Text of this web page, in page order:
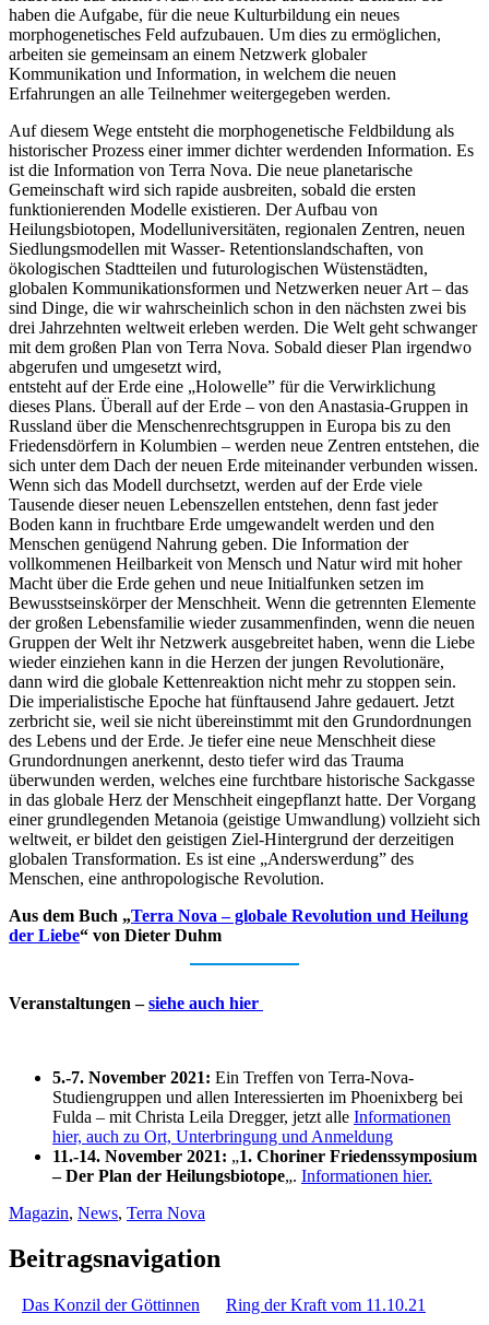
haben die Aufgabe, für die neue Kulturbildung ein neues
morphogenetisches Feld aufzubauen. Um dies zu ermöglichen,
arbeiten sie gemeinsam an einem Netzwerk globaler
Kommunikation und Information, in welchem die neuen
Erfahrungen an alle Teilnehmer weitergegeben werden.
Auf diesem Wege entsteht die morphogenetische Feldbildung als
historischer Prozess einer immer dichter werdenden Information. Es
ist die Information von Terra Nova. Die neue planetarische
Gemeinschaft wird sich rapide ausbreiten, sobald die ersten
funktionierenden Modelle existieren. Der Aufbau von
Heilungsbiotopen, Modelluniversitäten, regionalen Zentren, neuen
Siedlungsmodellen mit Wasser- Retentionslandschaften, von
ökologischen Stadtteilen und futurologischen Wüstenstädten,
globalen Kommunikationsformen und Netzwerken neuer Art – das
sind Dinge, die wir wahrscheinlich schon in den nächsten zwei bis
drei Jahrzehnten weltweit erleben werden. Die Welt geht schwanger
mit dem großen Plan von Terra Nova. Sobald dieser Plan irgendwo
abgerufen und umgesetzt wird,
entsteht auf der Erde eine „Holowelle” für die Verwirklichung
dieses Plans. Überall auf der Erde – von den Anastasia-Gruppen in
Russland über die Menschenrechtsgruppen in Europa bis zu den
Friedensdörfern in Kolumbien – werden neue Zentren entstehen, die
sich unter dem Dach der neuen Erde miteinander verbunden wissen.
Wenn sich das Modell durchsetzt, werden auf der Erde viele
Tausende dieser neuen Lebenszellen entstehen, denn fast jeder
Boden kann in fruchtbare Erde umgewandelt werden und den
Menschen genügend Nahrung geben. Die Information der
vollkommenen Heilbarkeit von Mensch und Natur wird mit hoher
Macht über die Erde gehen und neue Initialfunken setzen im
Bewusstseinskörper der Menschheit. Wenn die getrennten Elemente
der großen Lebensfamilie wieder zusammenfinden, wenn die neuen
Gruppen der Welt ihr Netzwerk ausgebreitet haben, wenn die Liebe
wieder einziehen kann in die Herzen der jungen Revolutionäre,
dann wird die globale Kettenreaktion nicht mehr zu stoppen sein.
Die imperialistische Epoche hat fünftausend Jahre gedauert. Jetzt
zerbricht sie, weil sie nicht übereinstimmt mit den Grundordnungen
des Lebens und der Erde. Je tiefer eine neue Menschheit diese
Grundordnungen anerkennt, desto tiefer wird das Trauma
überwunden werden, welches eine furchtbare historische Sackgasse
in das globale Herz der Menschheit eingepflanzt hatte. Der Vorgang
einer grundlegenden Metanoia (geistige Umwandlung) vollzieht sich
weltweit, er bildet den geistigen Ziel-Hintergrund der derzeitigen
globalen Transformation. Es ist eine „Anderswerdung” des
Menschen, eine anthropologische Revolution.
Aus dem Buch „Terra Nova – globale Revolution und Heilung
der Liebe“ von Dieter Duhm
Veranstaltungen –siehe auch hier
5.-7. November 2021: Ein Treffen von Terra-Nova-
Studiengruppen und allen Interessierten im Phoenixberg bei
Fulda – mit Christa Leila Dregger, jetzt alle Informationen
hier, auch zu Ort, Unterbringung und Anmeldung
11.-14. November 2021: „1. Choriner Friedenssymposium
– Der Plan der Heilungsbiotope„. Informationen hier.
Magazin, News, Terra Nova
Beitragsnavigation
Das Konzil der Göttinnen Ring der Kraft vom 11.10.21